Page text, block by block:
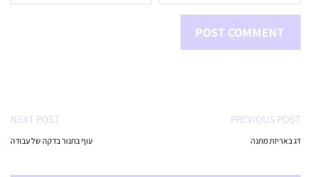
PREVIOUS POST
דג באריזת מתנה
NEXT POST
עוף בתנור בדקה של עבודה